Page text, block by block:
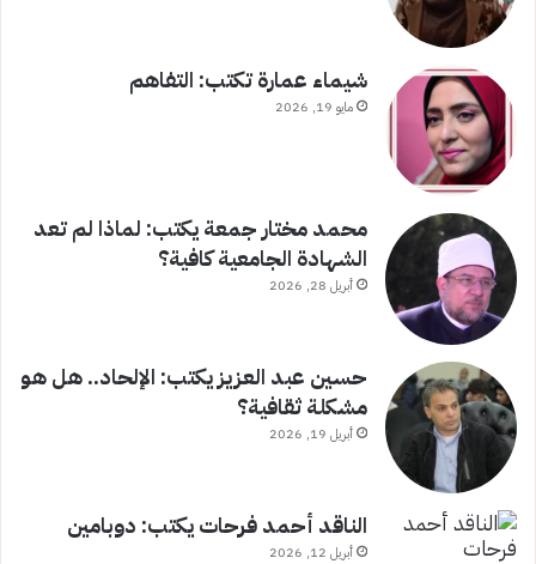
شيماء عمارة تكتب: التفاهم
مايو 19, 2026
محمد مختار جمعة يكتب: لماذا لم تعد
الشهادة الجامعية كافية؟
أبريل 28, 2026
حسين عبد العزيز يكتب: الإلحاد.. هل هو
مشكلة ثقافية؟
أبريل 19, 2026
الناقد أحمد فرحات يكتب: دوبامين
أبريل 12, 2026